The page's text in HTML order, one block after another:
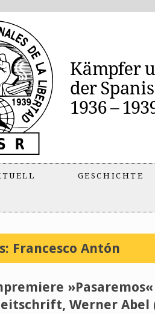
GESCHICHTE
Francesco Antón
Werner Abel